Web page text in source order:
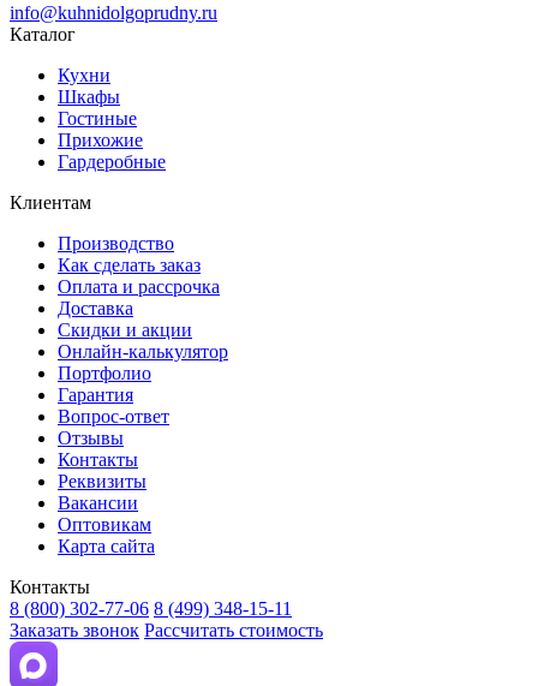
info@kuhnidolgoprudny.ru
Каталог
Кухни
Шкафы
Гостиные
Прихожие
Гардеробные
Клиентам
Производство
Как сделать заказ
Оплата и рассрочка
Доставка
Скидки и акции
Онлайн-калькулятор
Портфолио
Гарантия
Вопрос-ответ
Отзывы
Контакты
Реквизиты
Вакансии
Оптовикам
Карта сайта
Контакты
8 (800) 302-77-06 8 (499) 348-15-11
Заказать звонок Рассчитать стоимость